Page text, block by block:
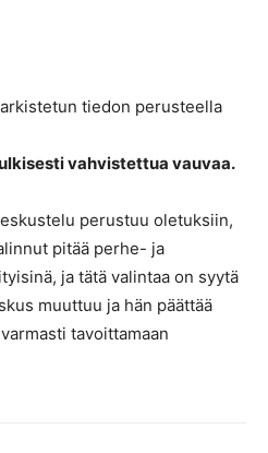
tiedon perusteella
vahvistettua vauvaa.
perustuu oletuksiin,
pitää perhe- ja
ja tätä valintaa on syytä
muuttuu ja hän päättää
tavoittamaan